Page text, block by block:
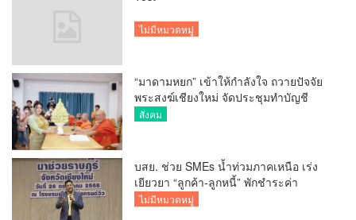
ไม่มีหมวดหมู่
“มาดามหยก” เข้าให้กำลังใจ ถวายปัจจัย
พระสงฆ์เชียงใหม่ จัดประชุมทำบัญชี
รายรับรายจ่ายของวัด กว่า 300 รูป ที่วัด
สังคม
บสย. ช่วย SMEs น้ำท่วมภาคเหนือ เร่ง
เยียวยา “ลูกค้า-ลูกหนี้” พักชำระค่า
ธรรมเนียม-ค่างวด
ไม่มีหมวดหมู่